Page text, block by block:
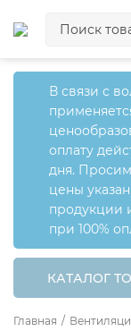
В связи с
оплату
дня.
цены
продукции
при 100%
КАТАЛОГ
Главная /